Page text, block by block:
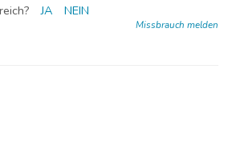
JA NEIN
Missbrauch melden